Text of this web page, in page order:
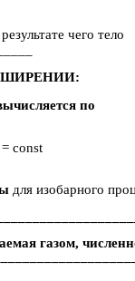
чего тело
по
= const
для изобарного
газом,